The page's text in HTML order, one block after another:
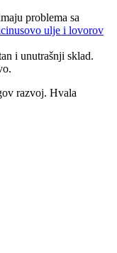
problema sa
ulje i lovorov
i unutrašnji sklad.
razvoj. Hvala